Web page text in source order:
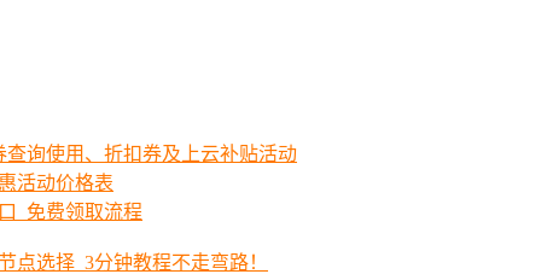
询使用、折扣券及上云补贴活动
活动价格表
_免费领取流程
点选择_3分钟教程不走弯路！